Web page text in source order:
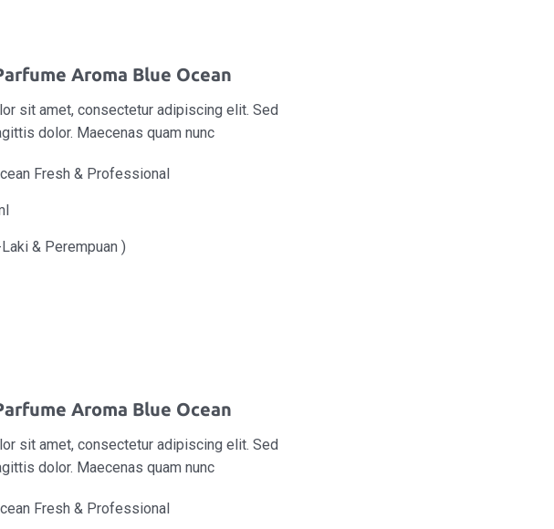
Aroma Blue Ocean
sit amet, consectetur adipiscing elit. Sed
dolor. Maecenas quam nunc
Fresh & Professional
& Perempuan )
Aroma Blue Ocean
sit amet, consectetur adipiscing elit. Sed
dolor. Maecenas quam nunc
Fresh & Professional